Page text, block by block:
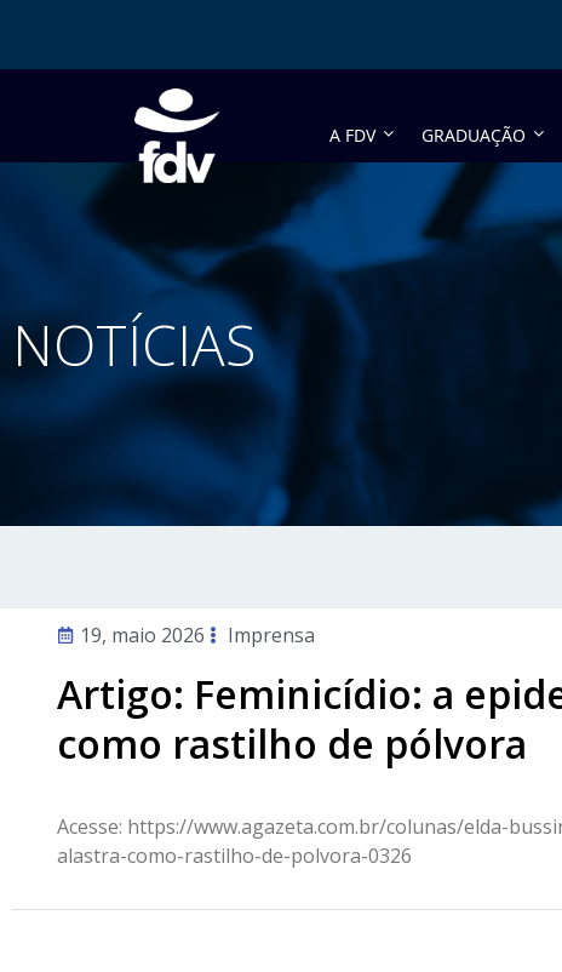
A FDV GRADUAÇÃO
NOTÍCIAS
19, maio 2026 Imprensa
Artigo: Feminicídio: a
como rastilho de pólvora
Acesse: https://www.agazeta.com.br/colunas/elda-
alastra-como-rastilho-de-polvora-0326